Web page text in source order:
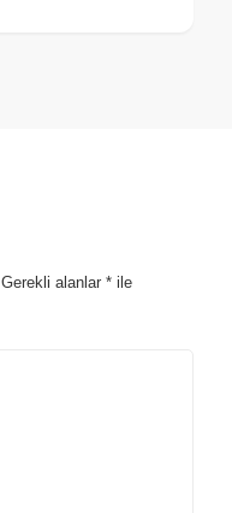
Gerekli alanlar * ile